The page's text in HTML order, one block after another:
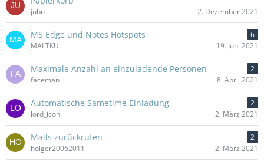
jubu 2. Dezember 2021
MS Edge und Notes Hotspots
6
MALTKU
19. Juni 2021
Maximale Anzahl an einzuladende Personen
2
faceman
8. April 2021
Automatische Sametime Einladung
2
lord_icon
2. März 2021
Mails zurückrufen
2
holger20062011
2. März 2021